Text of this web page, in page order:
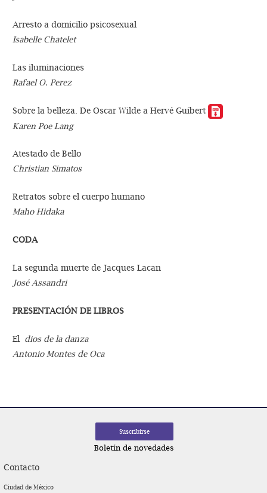
Arresto a domicilio psicosexual
Isabelle Chatelet
Las iluminaciones
Rafael O. Perez
Sobre la belleza. De Oscar Wilde a Hervé Guibert
Karen Poe Lang
Atestado de Bello
Christian Simatos
Retratos sobre el cuerpo humano
Maho Hidaka
CODA
La segunda muerte de Jacques Lacan
José Assandri
PRESENTACIÓN DE LIBROS
El
dios de la danza
Antonio Montes de Oca
Boletín de novedades
Contacto
Ciudad de México